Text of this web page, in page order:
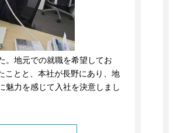
。地元での就職を希望してお
ことと、本社が長野にあり、地
魅力を感じて入社を決意しまし